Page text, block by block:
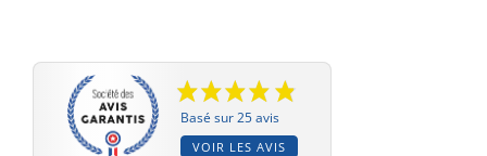
Basé sur 25 avis
VOIR LES AVIS